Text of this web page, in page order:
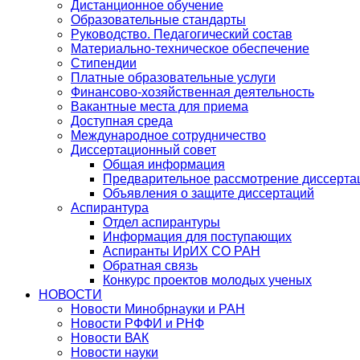
Дистанционное обучение
Образовательные стандарты
Руководство. Педагогический состав
Материально-техническое обеспечение
Стипендии
Платные образовательные услуги
Финансово-хозяйственная деятельность
Вакантные места для приема
Доступная среда
Международное сотрудничество
Диссертационный совет
Общая информация
Предварительное рассмотрение
Объявления о защите диссертаций
Аспирантура
Отдел аспирантуры
Информация для поступающих
Аспиранты ИрИХ СО РАН
Обратная связь
Конкурс проектов молодых ученых
НОВОСТИ
Новости Минобрнауки и РАН
Новости РФФИ и РНФ
Новости ВАК
Новости науки